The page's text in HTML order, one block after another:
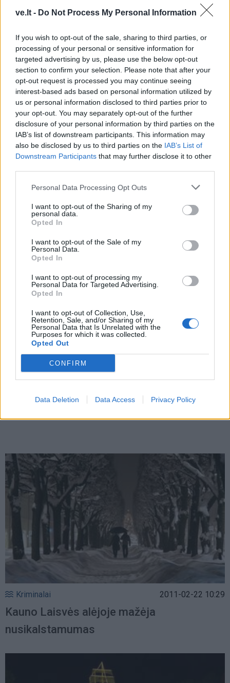
ve.lt - Do Not Process My Personal Information
If you wish to opt-out of the sale, sharing to third parties, or
processing of your personal or sensitive information for
targeted advertising by us, please use the below opt-out
section to confirm your selection. Please note that after your
opt-out request is processed you may continue seeing
interest-based ads based on personal information utilized by
us or personal information disclosed to third parties prior to
your opt-out. You may separately opt-out of the further
disclosure of your personal information by third parties on the
IAB’s list of downstream participants. This information may
also be disclosed by us to third parties on the IAB’s List of
Downstream Participants that may further disclose it to other
Personal Data Processing Opt Outs
I want to opt-out of the Sharing of my
personal data.
Opted In
I want to opt-out of the Sale of my
Personal Data.
Opted In
I want to opt-out of processing my
Personal Data for Targeted Advertising.
Opted In
I want to opt-out of Collection, Use,
Retention, Sale, and/or Sharing of my
Personal Data that Is Unrelated with the
Purposes for which it was collected.
Opted Out
CONFIRM
Data Deletion Data Access Privacy Policy
Kriminalai 2011-03-23 11:29
Užsienyje gyvenantys lietuvių vaikai vis
labiau linksta į nusikaltimus
Kriminalai 2011-02-22 10:29
Kauno Laisvės alėjoje mažėja
nusikalstamumas